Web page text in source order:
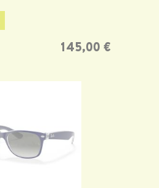
Prix
145,00 €